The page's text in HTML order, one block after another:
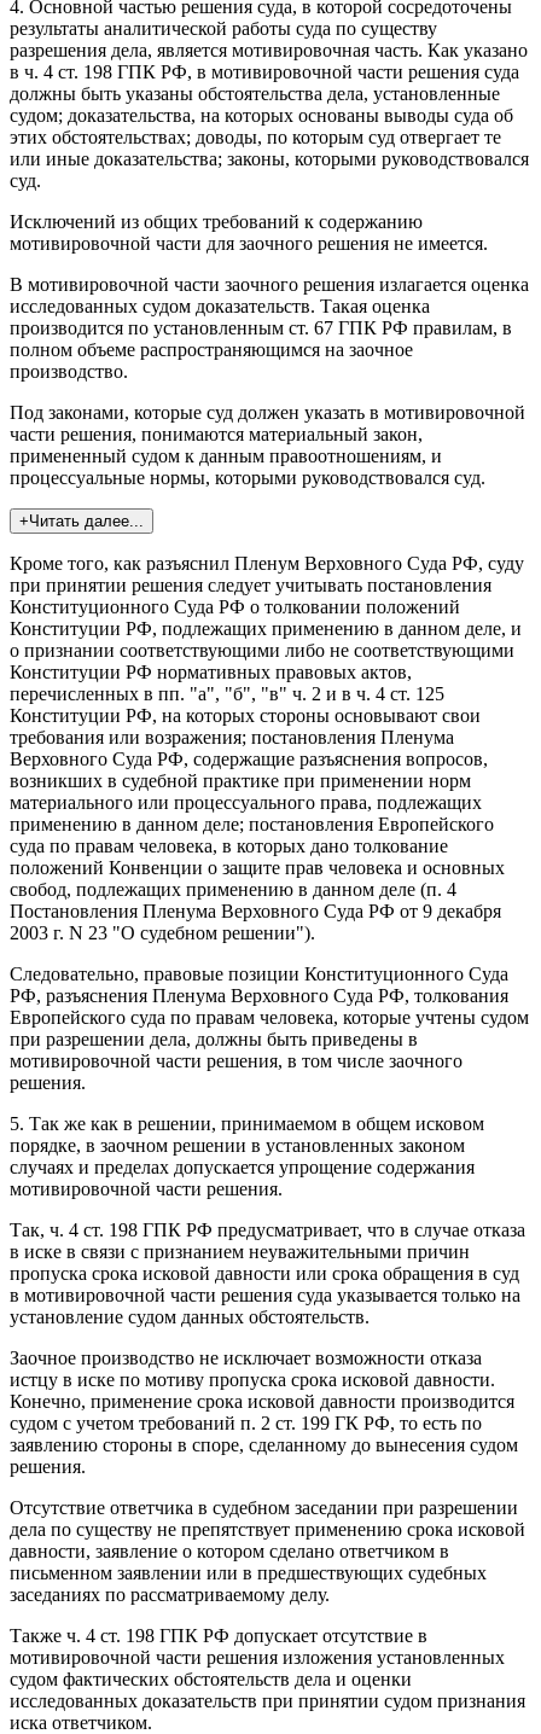
4. Основной частью решения суда, в которой сосредоточены
результаты аналитической работы суда по существу
разрешения дела, является мотивировочная часть. Как указано
в ч. 4 ст. 198 ГПК РФ, в мотивировочной части решения суда
должны быть указаны обстоятельства дела, установленные
судом; доказательства, на которых основаны выводы суда об
этих обстоятельствах; доводы, по которым суд отвергает те
или иные доказательства; законы, которыми руководствовался
суд.
Исключений из общих требований к содержанию
мотивировочной части для заочного решения не имеется.
В мотивировочной части заочного решения излагается оценка
исследованных судом доказательств. Такая оценка
производится по установленным ст. 67 ГПК РФ правилам, в
полном объеме распространяющимся на заочное
производство.
Под законами, которые суд должен указать в мотивировочной
части решения, понимаются материальный закон,
примененный судом к данным правоотношениям, и
процессуальные нормы, которыми руководствовался суд.
+Читать далее...
Кроме того, как разъяснил Пленум Верховного Суда РФ, суду
при принятии решения следует учитывать постановления
Конституционного Суда РФ о толковании положений
Конституции РФ, подлежащих применению в данном деле, и
о признании соответствующими либо не соответствующими
Конституции РФ нормативных правовых актов,
перечисленных в пп. "а", "б", "в" ч. 2 и в ч. 4 ст. 125
Конституции РФ, на которых стороны основывают свои
требования или возражения; постановления Пленума
Верховного Суда РФ, содержащие разъяснения вопросов,
возникших в судебной практике при применении норм
материального или процессуального права, подлежащих
применению в данном деле; постановления Европейского
суда по правам человека, в которых дано толкование
положений Конвенции о защите прав человека и основных
свобод, подлежащих применению в данном деле (п. 4
Постановления Пленума Верховного Суда РФ от 9 декабря
2003 г. N 23 "О судебном решении").
Следовательно, правовые позиции Конституционного Суда
РФ, разъяснения Пленума Верховного Суда РФ, толкования
Европейского суда по правам человека, которые учтены судом
при разрешении дела, должны быть приведены в
мотивировочной части решения, в том числе заочного
решения.
5. Так же как в решении, принимаемом в общем исковом
порядке, в заочном решении в установленных законом
случаях и пределах допускается упрощение содержания
мотивировочной части решения.
Так, ч. 4 ст. 198 ГПК РФ предусматривает, что в случае отказа
в иске в связи с признанием неуважительными причин
пропуска срока исковой давности или срока обращения в суд
в мотивировочной части решения суда указывается только на
установление судом данных обстоятельств.
Заочное производство не исключает возможности отказа
истцу в иске по мотиву пропуска срока исковой давности.
Конечно, применение срока исковой давности производится
судом с учетом требований п. 2 ст. 199 ГК РФ, то есть по
заявлению стороны в споре, сделанному до вынесения судом
решения.
Отсутствие ответчика в судебном заседании при разрешении
дела по существу не препятствует применению срока исковой
давности, заявление о котором сделано ответчиком в
письменном заявлении или в предшествующих судебных
заседаниях по рассматриваемому делу.
Также ч. 4 ст. 198 ГПК РФ допускает отсутствие в
мотивировочной части решения изложения установленных
судом фактических обстоятельств дела и оценки
исследованных доказательств при принятии судом признания
иска ответчиком.